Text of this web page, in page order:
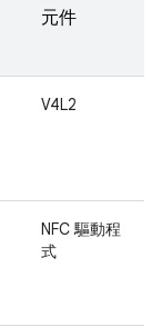
元件
V4L2
NFC 驅動程
式